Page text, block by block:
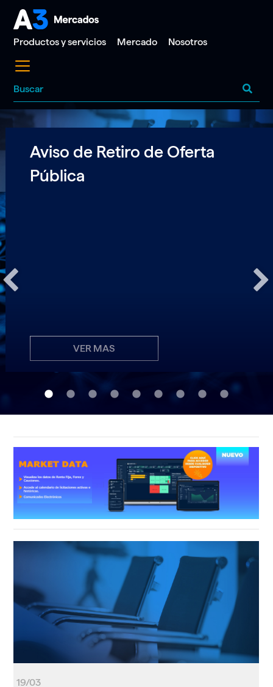
contenido
Productos y servicios Mercado Nosotros
Buscar
Aviso de Retiro de Oferta
Pública
VER MAS
19/03